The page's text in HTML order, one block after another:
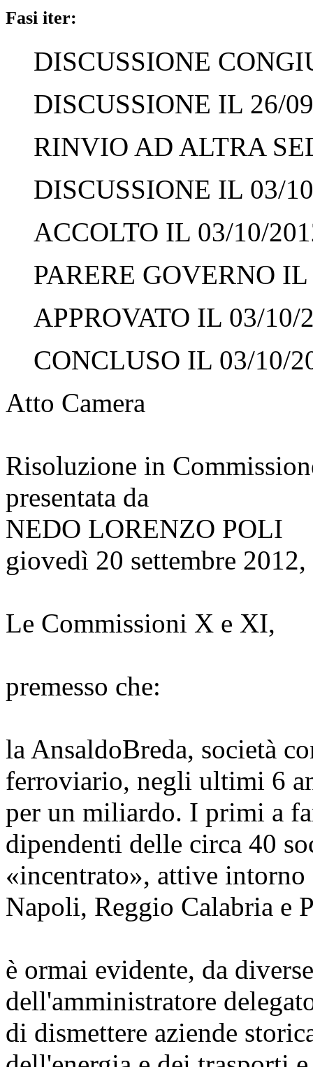
Fasi iter:
DISCUSSIONE
DISCUSSIONE IL 26/
RINVIO AD ALTRA
DISCUSSIONE IL 03/
ACCOLTO IL 03/10/
PARERE GOVERNO
APPROVATO IL 03/10/
CONCLUSO IL 03/10/
Atto Camera
Risoluzione in
presentata da
NEDO LORENZO POLI
giovedì 20 settembre 2012,
Le Commissioni X e XI,
premesso che:
la AnsaldoBreda, società
ferroviario, negli ultimi 6
per un miliardo. I primi a
dipendenti delle circa 40
«incentrato», attive
Napoli, Reggio Calabria e
è ormai evidente, da
dell'amministratore
di dismettere aziende